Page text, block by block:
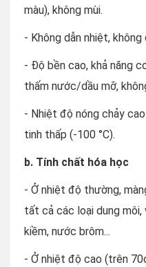
màu), không mùi.
- Không dẫn nhiệt, không
- Độ bền cao, khả năng
thấm nước/dầu mỡ,
- Nhiệt độ nóng chảy
tinh thấp (-100 °C).
b. Tính chất hóa học
- Ở nhiệt độ thường,
tất cả các loại dung
kiềm, nước brôm...
- Ở nhiệt độ cao (trên